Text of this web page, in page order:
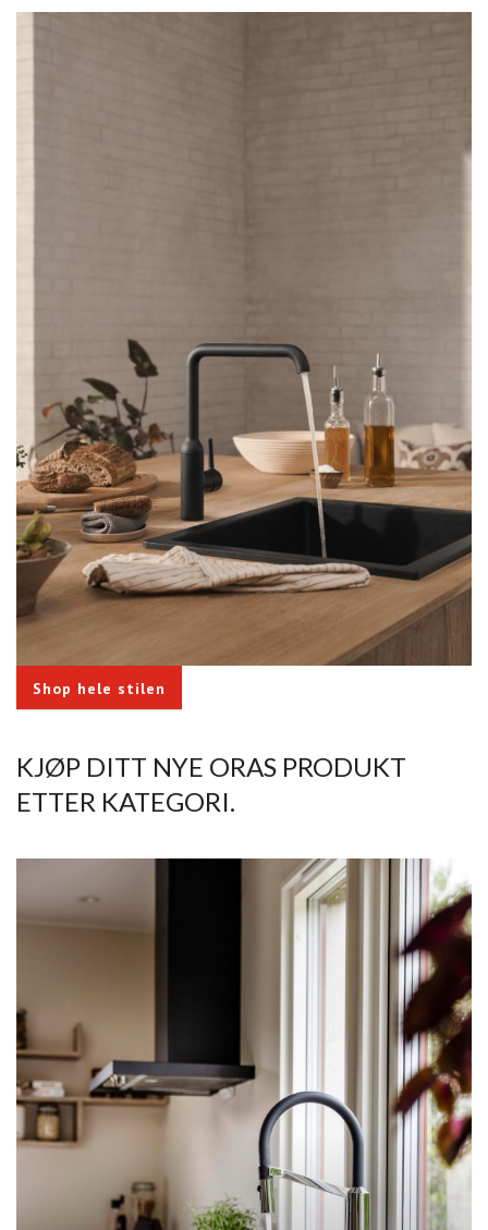
Shop hele stilen
KJØP DITT NYE ORAS PRODUKT
ETTER KATEGORI.